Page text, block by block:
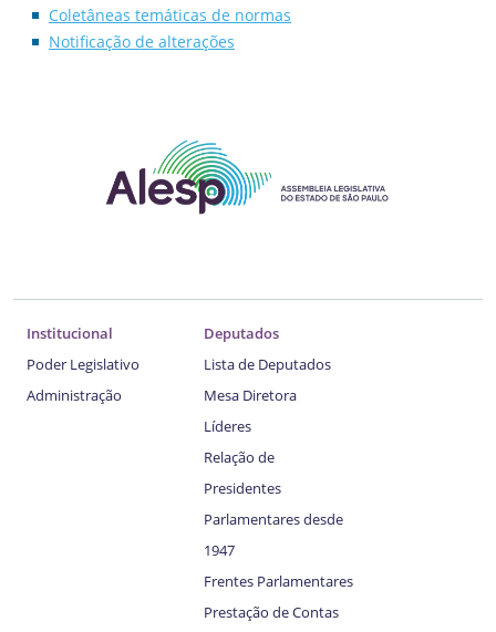
Coletâneas temáticas de normas
Notificação de alterações
Institucional
Poder Legislativo
Administração
Deputados
Lista de Deputados
Mesa Diretora
Líderes
Relação de
Presidentes
Parlamentares desde
1947
Frentes Parlamentares
Prestação de Contas